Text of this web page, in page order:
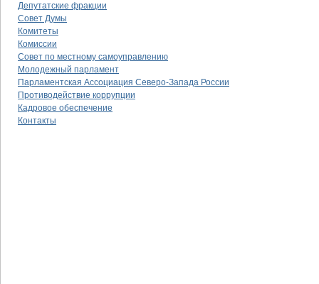
Депутатские фракции
Совет Думы
Комитеты
Комиссии
Совет по местному самоуправлению
Молодежный парламент
Парламентская Ассоциация Северо-Запада России
Противодействие коррупции
Кадровое обеспечение
Контакты